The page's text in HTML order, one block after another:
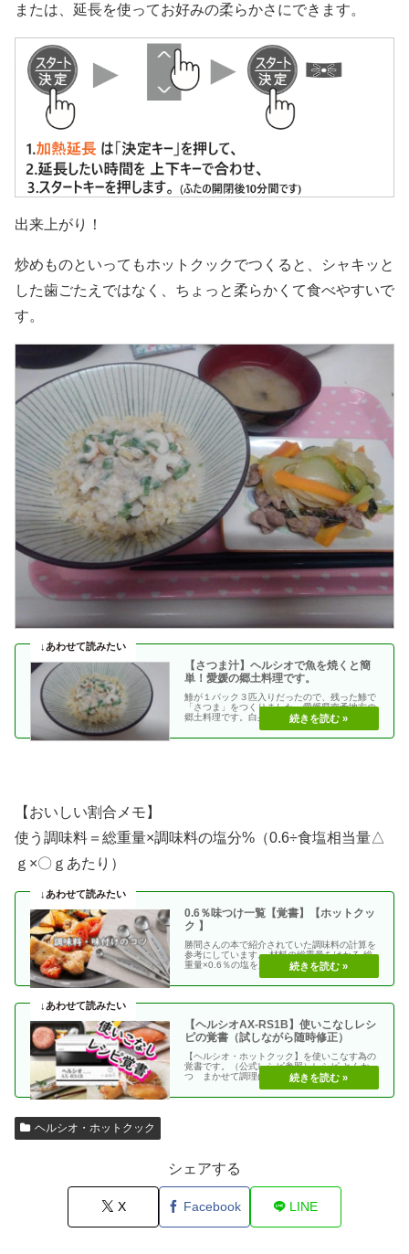
または、延長を使ってお好みの柔らかさにできます。
出来上がり！
炒めものといってもホットクックでつくると、シャキッと
した歯ごたえではなく、ちょっと柔らかくて食べやすいで
す。
【さつま汁】ヘルシオで魚を焼くと簡
単！愛媛の郷土料理です。
鯵が１パック３匹入りだったので、残った鯵で
「さつま」をつくりました。愛媛県南予地方の
郷土料理です。白身の焼き魚と麦味噌をすり合
わせてだし汁で・・
【おいしい割合メモ】
使う調味料＝総重量×調味料の塩分%（0.6÷食塩相当量△
ｇ×〇ｇあたり）
0.6％味つけ一覧【覚書】【ホットクッ
ク 】
勝間さんの本で紹介されていた調味料の計算を
参考にしています。 材料の総重量をはかる 総
重量×0.6％の塩を加える 使う調味料＝（総重
【ヘルシオAX-RS1B】使いこなしレシ
ピの覚書（試しながら随時修正）
【ヘルシオ・ホットクック】を使いこなす為の
覚書です。（公式レシピ参照）レシピ とんか
つ まかせて調理(網焼き・揚げる) エビフラ
ヘルシオ・ホットクック
シェアする
X Facebook LINE